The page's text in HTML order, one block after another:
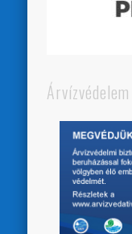
Árvízvédelem